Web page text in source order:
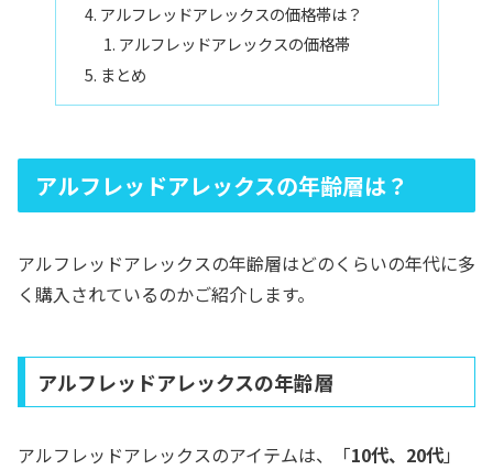
アルフレッドアレックスの価格帯は？
アルフレッドアレックスの価格帯
まとめ
アルフレッドアレックスの年齢層は？
アルフレッドアレックスの年齢層はどのくらいの年代に多
く購入されているのかご紹介します。
アルフレッドアレックスの年齢層
アルフレッドアレックスのアイテムは、「10代、20代」